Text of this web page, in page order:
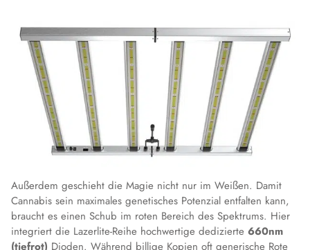
Außerdem geschieht die Magie nicht nur im Weißen. Damit
Cannabis sein maximales genetisches Potenzial entfalten kann,
braucht es einen Schub im roten Bereich des Spektrums. Hier
integriert die Lazerlite-Reihe hochwertige dedizierte 660nm
(tiefrot) Dioden. Während billige Kopien oft generische Rote